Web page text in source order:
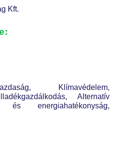
Kft.
Klímavédelem,
Alternatív
és energiahatékonyság,